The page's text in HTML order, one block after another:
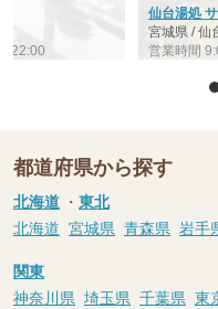
22:00
仙台湯処
宮城県 / 仙
営業時間
都道府県から探す
北海道 ・ 東北
北海道 宮城県 青森県 岩手
関東
神奈川県 埼玉県 千葉県 東